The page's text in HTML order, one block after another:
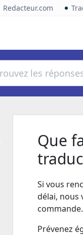
Redacteur.com
Que
Si vous
délai, nous
Prévenez